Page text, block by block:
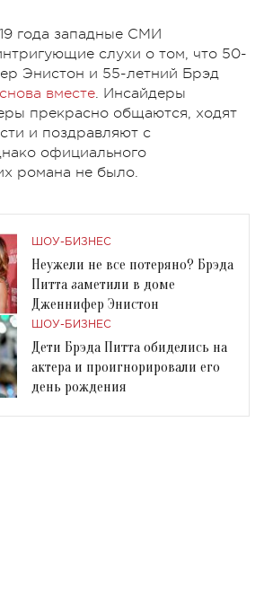
года западные СМИ
слухи о том, что 50-
Энистон и 55-летний Брэд
снова вместе. Инсайдеры
прекрасно общаются, ходят
и поздравляют с
официального
романа не было.
ШОУ-БИЗНЕС
Неужели не все потеряно? Брэда
Питта заметили в доме
Дженнифер Энистон
ШОУ-БИЗНЕС
Дети Брэда Питта обиделись на
актера и проигнорировали его
день рождения